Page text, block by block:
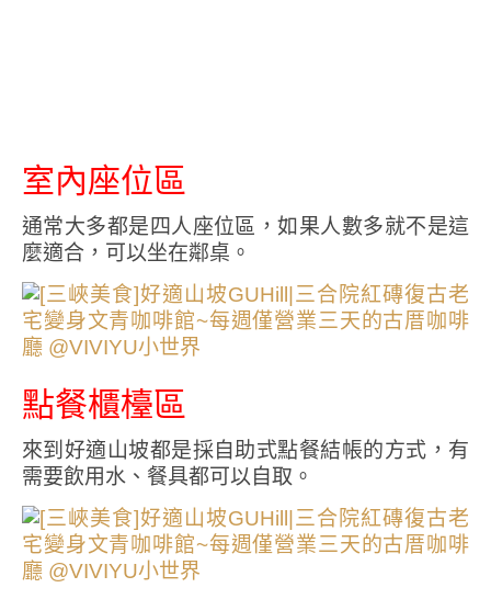
室內座位區
通常大多都是四人座位區，如果人數多就不是這
麼適合，可以坐在鄰桌。
點餐櫃檯區
來到好適山坡都是採自助式點餐結帳的方式，有
需要飲用水、餐具都可以自取。